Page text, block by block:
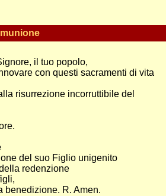
il tuo popolo,
con questi sacramenti di vita
risurrezione incorruttibile del
del suo Figlio unigenito
redenzione
benedizione. R. Amen.